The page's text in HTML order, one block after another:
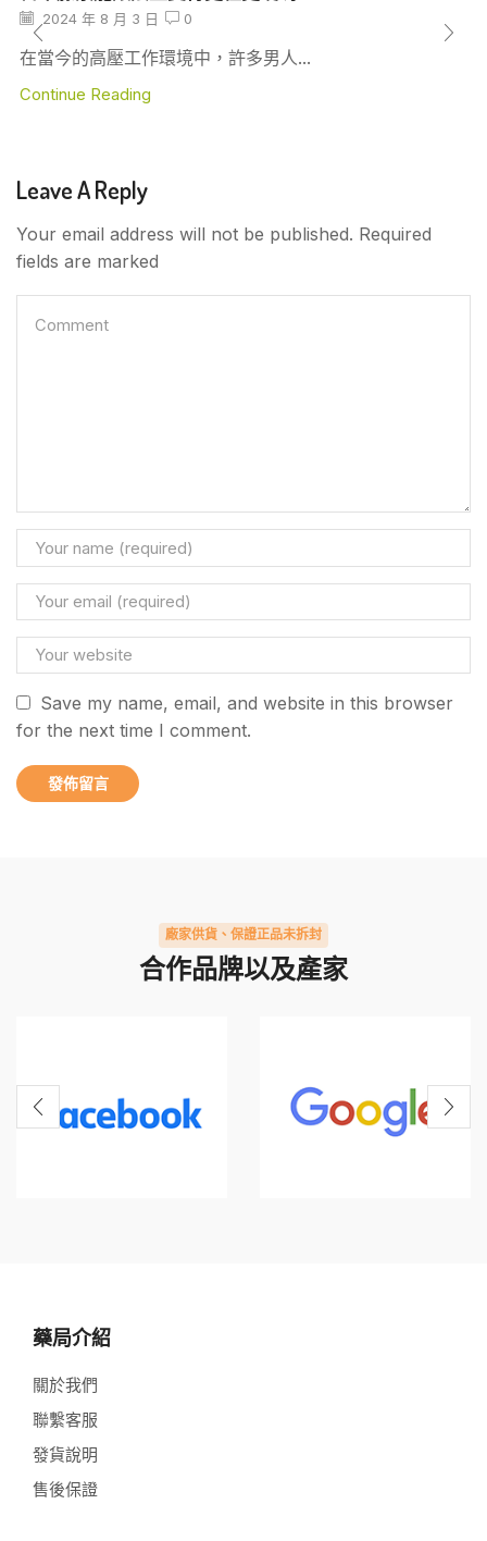
2024 年 8 月 3 日 0
在當今的高壓工作環境中，許多男人...
Continue Reading
Leave A Reply
Your email address will not be published. Required
fields are marked
Save my name, email, and website in this browser
for the next time I comment.
廠家供貨、保證正品未拆封
合作品牌以及產家
藥局介紹
關於我們
聯繫客服
發貨說明
售後保證